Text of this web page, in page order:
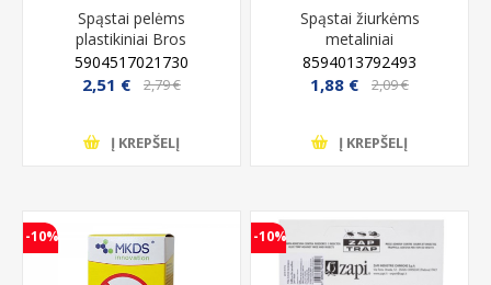
Spąstai pelėms
plastikiniai Bros
5904517021730
2,51 € 2,79 €
Į KREPŠELĮ
Spąstai žiurkėms
metaliniai
8594013792493
1,88 € 2,09 €
Į KREPŠELĮ
-10% -10%